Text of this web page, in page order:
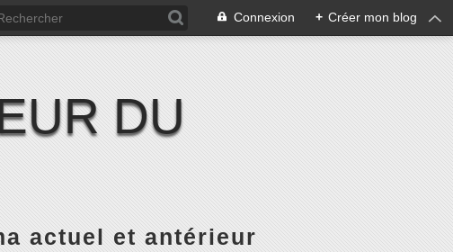
Connexion + Créer mon blog
DU
actuel et antérieur